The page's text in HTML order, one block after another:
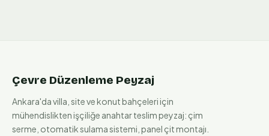
Çevre Düzenleme Peyzaj
Ankara'da villa, site ve konut bahçeleri için
mühendislikten işçiliğe anahtar teslim peyzaj: çim
serme, otomatik sulama sistemi, panel çit montajı.